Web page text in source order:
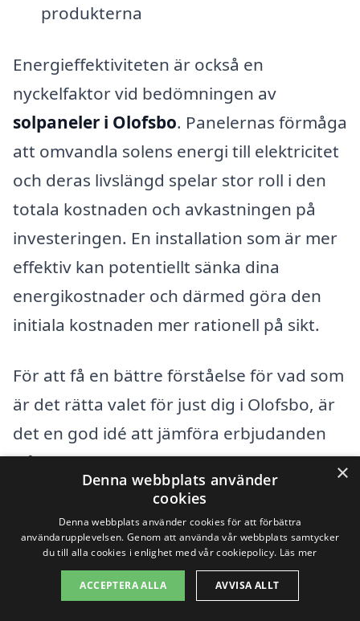
produkterna
Energi­effektiviteten är också en
nyckelfaktor vid bedömningen av
solpaneler i Olofsbo. Panelernas förmåga
att omvandla solens energi till elektricitet
och deras livslängd spelar stor roll i den
totala kostnaden och avkastningen på
investeringen. En installation som är mer
effektiv kan potentiellt sänka dina
energikostnader och därmed göra den
initiala kostnaden mer rationell på sikt.
För att få en bättre förståelse för vad som
är det rätta valet för just dig i Olofsbo, är
det en god idé att jämföra erbjudanden
från olika leverantörer. Genom att
använda en plattform som solpaneler-
kostnad.se kan du enkelt få flera offerter
och därmed hitta ett bra företag som
erbjuder konkurrenskraftiga priser på
solpaneler i Olofsbo. Detta underlättar
×
Denna webbplats använder
cookies
Denna webbplats använder cookies för att förbättra
användarupplevelsen. Genom att använda vår webbplats samtycker
du till alla cookies i enlighet med vår cookiepolicy. Läs mer
ACCEPTERA ALLA AVVISA ALLT